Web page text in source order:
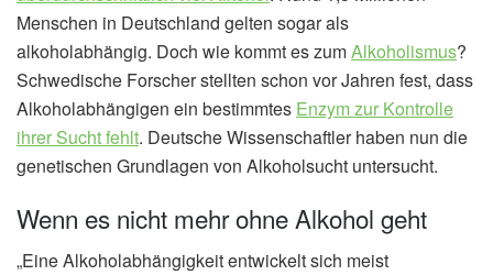
Menschen in Deutschland gelten sogar als
alkoholabhängig. Doch wie kommt es zumAlkoholismus?
Schwedische Forscher stellten schon vor Jahren fest, dass
Alkoholabhängigen ein bestimmtes Enzym zur Kontrolle
ihrer Sucht fehlt. Deutsche Wissenschaftler haben nun die
genetischen Grundlagen von Alkoholsucht untersucht.
Wenn es nicht mehr ohne Alkohol geht
„Eine Alkoholabhängigkeit entwickelt sich meist